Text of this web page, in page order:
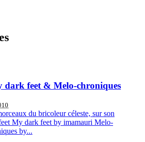
feet & Melo-chroniques
du bricoleur céleste, sur son
My dark feet by imamauri Melo-
by...